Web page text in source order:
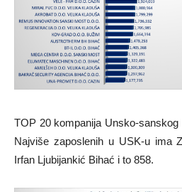
TOP 20 kompanija Unsko-sanskog
Najviše zaposlenih u USK-u ima
Irfan Ljubijankić Bihać i to 858.